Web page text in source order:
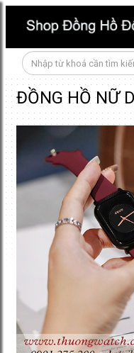
ĐỒNG HỒ NỮ
Đã có